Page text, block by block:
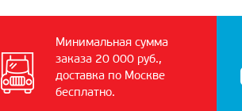
Минимальная сумма
заказа 20 000 руб.,
доставка по Москве
бесплатно.